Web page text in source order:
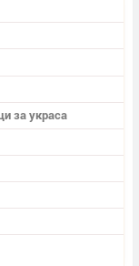
за украса